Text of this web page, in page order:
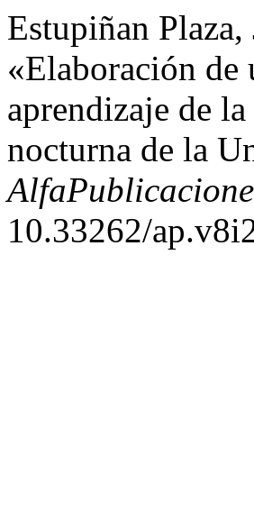
Estupiñan
«Elaboración de
aprendizaje de
nocturna de la
10.33262/